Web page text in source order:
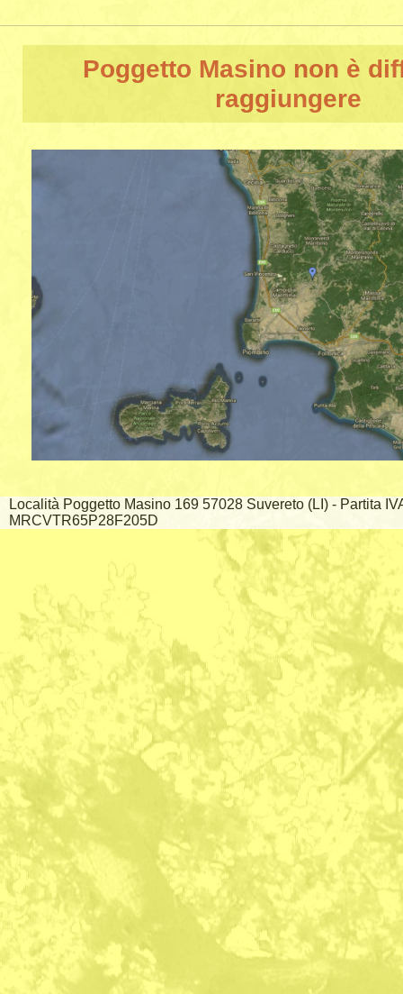
Poggetto Masino non è
raggiungere
Località Poggetto Masino 169 57028 Suvereto (LI) - Partita
MRCVTR65P28F205D